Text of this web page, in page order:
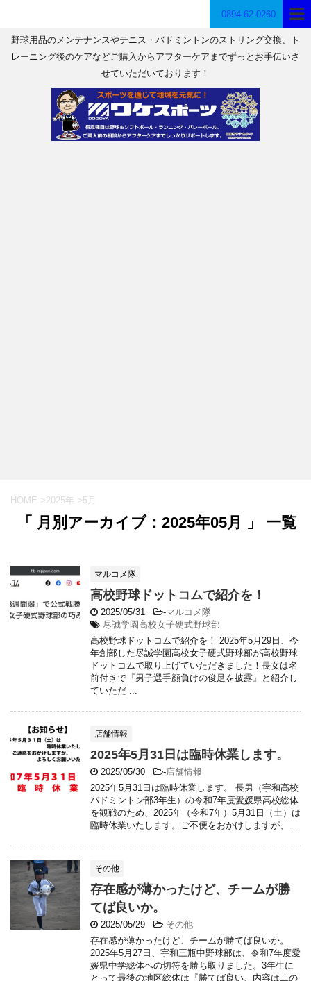
0894-62-0260
野球用品のメンテナンスやテニス・バドミントンのストリング交換、ト
レーニング後のケアなどご購入からアフターケアまでずっとお手伝いさ
せていただいております！
HOME >2025年 >5月
「 月別アーカイブ：2025年05月 」 一覧
マルコメ隊
高校野球ドットコムで紹介を！
2025/05/31 -マルコメ隊
尽誠学園高校女子硬式野球部
高校野球ドットコムで紹介を！ 2025年5月29日、今
年創部した尽誠学園高校女子硬式野球部が高校野球
ドットコムで取り上げていただきました！長女は名
前付きで『男子選手顔負けの俊足を披露』と紹介し
ていただ ...
店舗情報
2025年5月31日は臨時休業します。
2025/05/30 -店舗情報
2025年5月31日は臨時休業します。 長男（宇和高校
バドミントン部3年生）の令和7年度愛媛県高校総体
を観戦のため、2025年（令和7年）5月31日（土）は
臨時休業いたします。ご不便をおかけしますが、 ...
その他
存在感が薄かったけど、チームが勝
てば良いか。
2025/05/29 -その他
存在感が薄かったけど、チームが勝てば良いか。
2025年5月27日、宇和三瓶中野球部は、令和7年度愛
媛県中学総体への切符を勝ち取りました。3年生に
とって最後の地区総体は『勝てば良い、内容は二の